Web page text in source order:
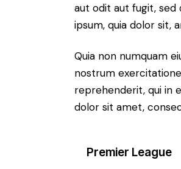
aut odit aut fugit, sed
ipsum, quia dolor sit,
Quia non numquam
nostrum
reprehenderit, qui in
dolor sit amet,
Premier League